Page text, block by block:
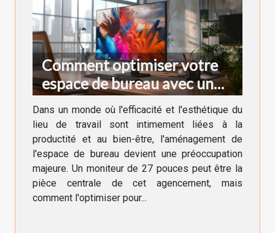
Comment optimiser votre
espace de bureau avec un
moniteur de 27 pouces
Dans un monde où l'efficacité et l'esthétique du
lieu de travail sont intimement liées à la
productité et au bien-être, l'aménagement de
l'espace de bureau devient une préoccupation
majeure. Un moniteur de 27 pouces peut être la
pièce centrale de cet agencement, mais
comment l'optimiser pour...